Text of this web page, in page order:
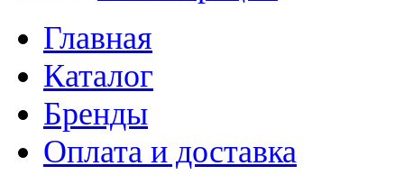
Главная
Каталог
Бренды
Оплата и доставка